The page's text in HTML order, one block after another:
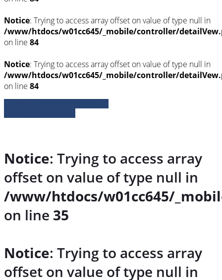
Notice: Trying to access array offset on value of type null in
/www/htdocs/w01cc645/_mobile/controller/
on line 84
Notice: Trying to access array offset on value of type null in
/www/htdocs/w01cc645/_mobile/controller/
on line 84
Notice: Trying to access array
offset on value of type null in
/www/htdocs/w01cc645/
on line 35
Notice: Trying to access array
offset on value of type null in